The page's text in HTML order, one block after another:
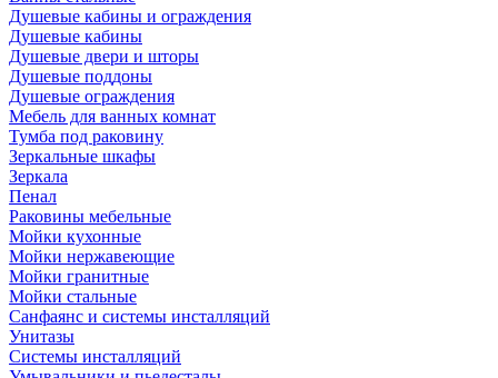
Душевые кабины и ограждения
Душевые кабины
Душевые двери и шторы
Душевые поддоны
Душевые ограждения
Мебель для ванных комнат
Тумба под раковину
Зеркальные шкафы
Зеркала
Пенал
Раковины мебельные
Мойки кухонные
Мойки нержавеющие
Мойки гранитные
Мойки стальные
Санфаянс и системы инсталляций
Унитазы
Системы инсталляций